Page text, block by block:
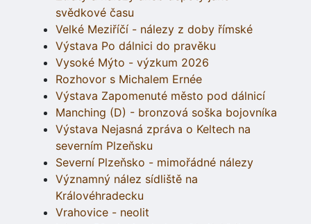
svědkové času
Velké Meziříčí - nálezy z doby římské
Výstava Po dálnici do pravěku
Vysoké Mýto - výzkum 2026
Rozhovor s Michalem Ernée
Výstava Zapomenuté město pod dálnicí
Manching (D) - bronzová soška bojovníka
Výstava Nejasná zpráva o Keltech na
severním Plzeňsku
Severní Plzeňsko - mimořádné nálezy
Významný nález sídliště na
Královéhradecku
Vrahovice - neolit